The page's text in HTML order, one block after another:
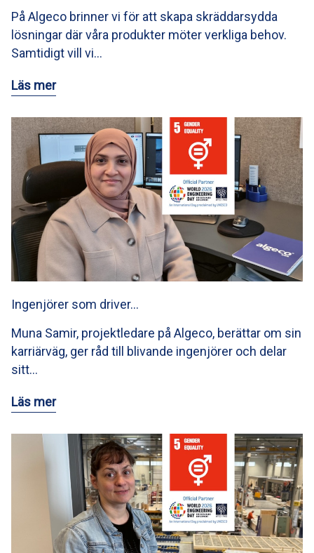
På Algeco brinner vi för att skapa skräddarsydda
lösningar där våra produkter möter verkliga behov.
Samtidigt vill vi…
Läs mer
Ingenjörer som driver…
Muna Samir, projektledare på Algeco, berättar om sin
karriärväg, ger råd till blivande ingenjörer och delar
sitt…
Läs mer